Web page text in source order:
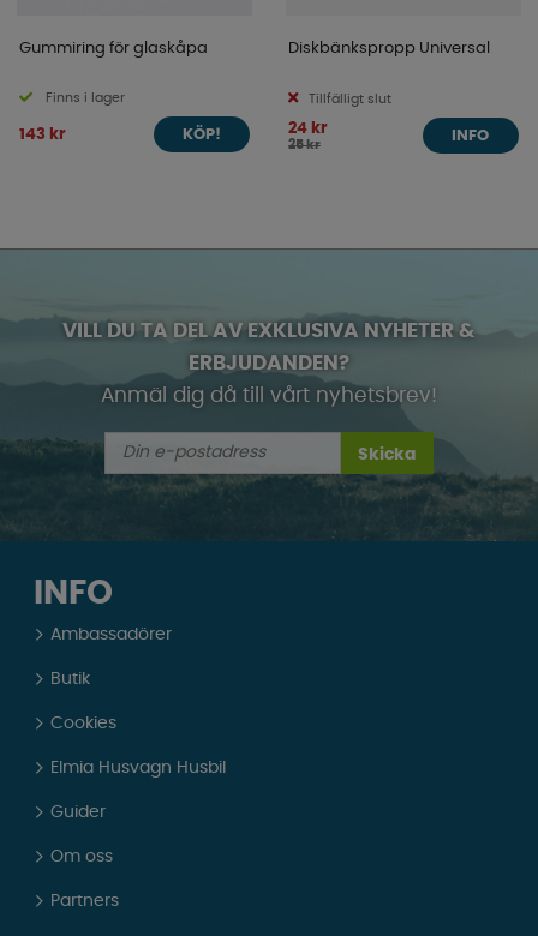
Gummiring för glaskåpa
Finns i lager
143 kr KÖP!
Diskbänkspropp Universal
Tillfälligt slut
24 kr
25 kr
INFO
VILL DU TA DEL AV EXKLUSIVA NYHETER &
ERBJUDANDEN?
Anmäl dig då till vårt nyhetsbrev!
Skicka
INFO
Ambassadörer
Butik
Cookies
Elmia Husvagn Husbil
Guider
Om oss
Partners